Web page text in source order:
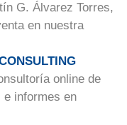
G. Álvarez Torres,
en nuestra
online de
informes en